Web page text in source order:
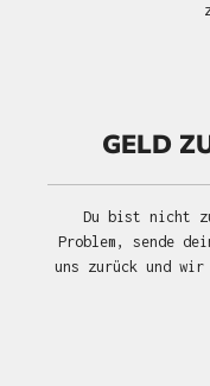
GELD
Du bist nicht
Problem, sende
uns zurück und